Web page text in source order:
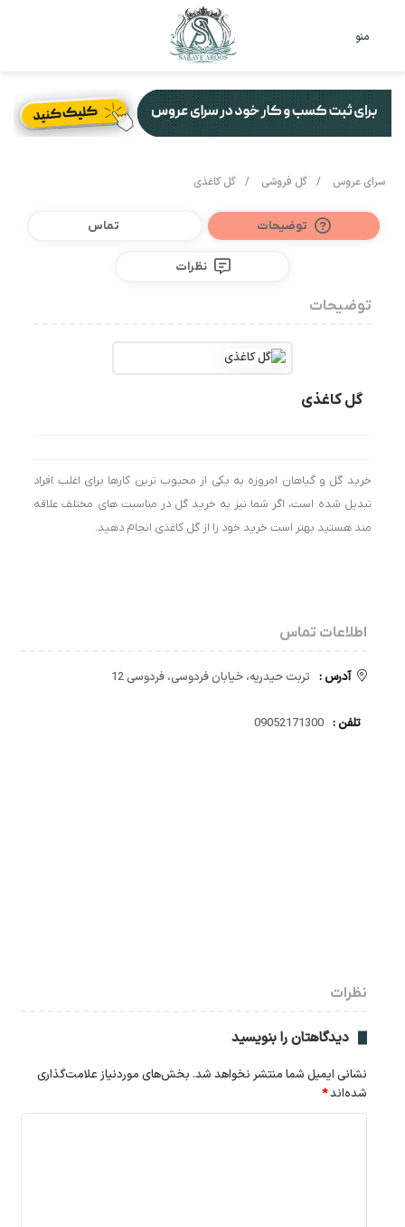
منو
سرای عروس / گل فروشی / گل کاغذی
توضیحات تماس
نظرات
توضیحات
گل کاغذی
خرید گل و گیاهان امروزه به یکی از محبوب ترین کارها برای اغلب افراد
تبدیل شده است، اگر شما نیز به خرید گل در مناسبت های مختلف علاقه
مند هستید بهتر است خرید خود را از گل کاغذی انجام دهید.
اطلاعات تماس
آدرس : تربت حیدریه، خیابان فردوسی، فردوسی 12
تلفن : 09052171300
نظرات
دیدگاهتان را بنویسید
نشانی ایمیل شما منتشر نخواهد شد. بخش‌های موردنیاز علامت‌گذاری
شده‌اند*